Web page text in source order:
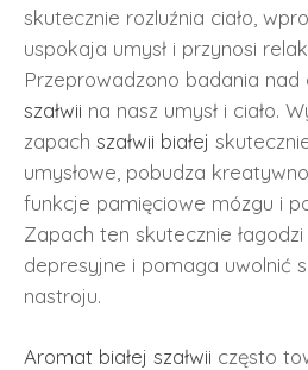
skutecznie rozluźnia ciało,
uspokaja umysł i przynosi
Przeprowadzono badania nad
szałwii na nasz umysł i ciało.
zapach szałwii białej
umysłowe, pobudza
funkcje pamięciowe mózgu i
Zapach ten skutecznie
depresyjne i pomaga uwolnić
nastroju.
Aromat białej szałwii często